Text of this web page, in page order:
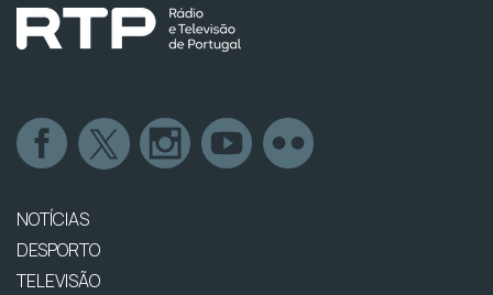
NOTÍCIAS
DESPORTO
TELEVISÃO